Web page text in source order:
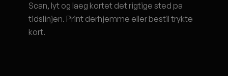
Scan, lyt og laeg kortet det rigtige sted pa
tidslinjen. Print derhjemme eller bestil trykte
kort.